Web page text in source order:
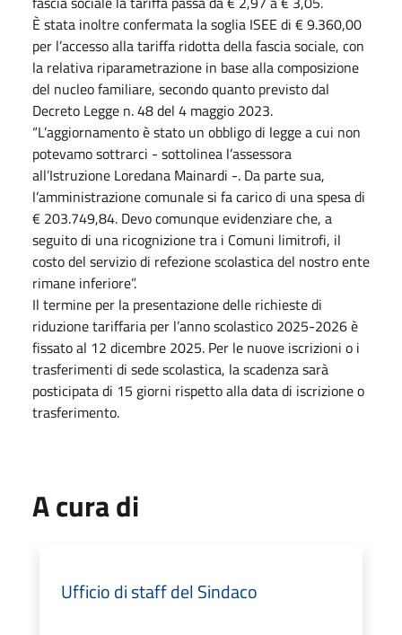
È stata inoltre confermata la soglia ISEE di € 9.360,00
per l’accesso alla tariffa ridotta della fascia sociale, con
la relativa riparametrazione in base alla composizione
del nucleo familiare, secondo quanto previsto dal
Decreto Legge n. 48 del 4 maggio 2023.
“L’aggiornamento è stato un obbligo di legge a cui non
potevamo sottrarci - sottolinea l’assessora
all’Istruzione Loredana Mainardi -. Da parte sua,
l’amministrazione comunale si fa carico di una spesa di
€ 203.749,84. Devo comunque evidenziare che, a
seguito di una ricognizione tra i Comuni limitrofi, il
costo del servizio di refezione scolastica del nostro ente
rimane inferiore”.
Il termine per la presentazione delle richieste di
riduzione tariffaria per l’anno scolastico 2025-2026 è
fissato al 12 dicembre 2025. Per le nuove iscrizioni o i
trasferimenti di sede scolastica, la scadenza sarà
posticipata di 15 giorni rispetto alla data di iscrizione o
trasferimento.
A cura di
Ufficio di staff del Sindaco